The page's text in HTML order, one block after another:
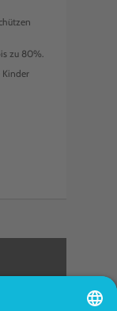
zu 80%.
Kinder